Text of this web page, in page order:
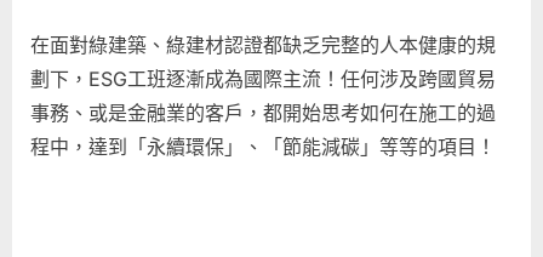
在面對綠建築、綠建材認證都缺乏完整的人本健康的規
劃下，ESG工班逐漸成為國際主流！任何涉及跨國貿易
事務、或是金融業的客戶，都開始思考如何在施工的過
程中，達到「永續環保」、「節能減碳」等等的項目！